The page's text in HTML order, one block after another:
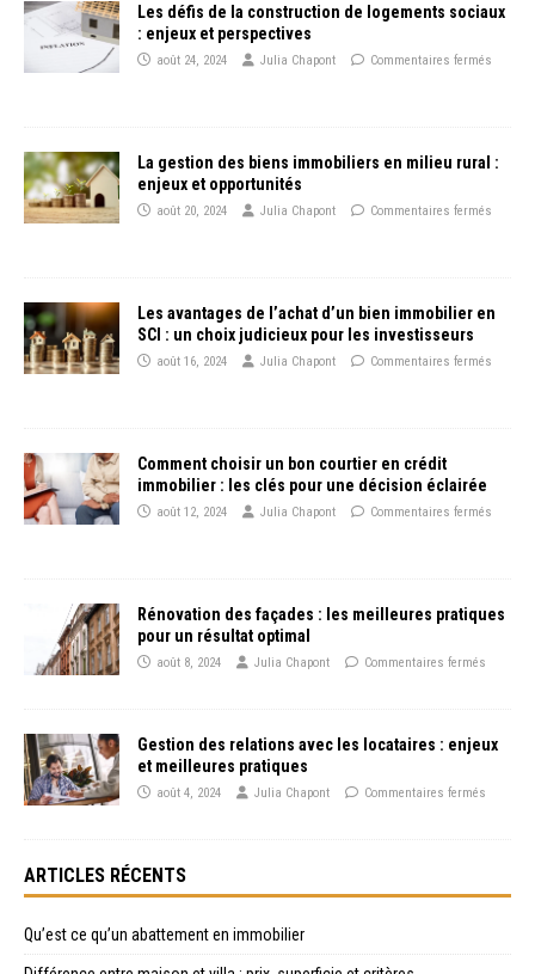
Les défis de la construction de logements sociaux
: enjeux et perspectives
août 24, 2024 Julia Chapont Commentaires fermés
La gestion des biens immobiliers en milieu rural :
enjeux et opportunités
août 20, 2024 Julia Chapont Commentaires fermés
Les avantages de l’achat d’un bien immobilier en
SCI : un choix judicieux pour les investisseurs
août 16, 2024 Julia Chapont Commentaires fermés
Comment choisir un bon courtier en crédit
immobilier : les clés pour une décision éclairée
août 12, 2024 Julia Chapont Commentaires fermés
Rénovation des façades : les meilleures pratiques
pour un résultat optimal
août 8, 2024 Julia Chapont Commentaires fermés
Gestion des relations avec les locataires : enjeux
et meilleures pratiques
août 4, 2024 Julia Chapont Commentaires fermés
ARTICLES RÉCENTS
Qu’est ce qu’un abattement en immobilier